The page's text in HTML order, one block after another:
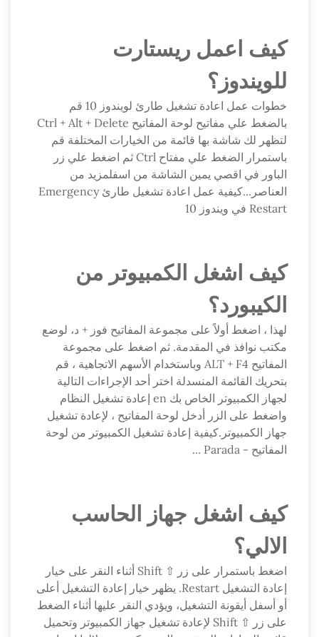
كيف اعمل ريستارت
للويندوز؟
خطوات عمل اعادة تشغيل طارئ لويندوز 10 قم
بالضغط علي مفاتيح لوحة المفاتيح Ctrl + Alt + Delete
لتظهر لك شاشة بها قائمة من الخيارات المختلفة قم
باستمرار الضغط علي مفتاح Ctrl ثم اضغط علي زر
الباور في اقصي يمين الشاشة من اسفلمزيد من
العناصر...كيفية عمل اعادة تشغيل طارئ Emergency
Restart في ويندوز 10
كيف اشغل الكمبيوتر من
الكيبورد؟
لهذا ، اضغط أولاً على مجموعة المفاتيح فوز + د، لوضع
مكتب نوافذ في المقدمة. ثم اضغط على مجموعة
المفاتيح ALT + F4 وباستخدام الأسهم الاتجاهية ، قم
بتحريك القائمة المنسدلة اختر أحد الإجراءات التالية
لجهاز الكمبيوتر الخاص بك en إعادة تشغيل النظام
واضغط على الزر أدخل لوحة المفاتيح ، لإعادة تشغيل
جهاز الكمبيوتر.كيفية إعادة تشغيل الكمبيوتر من لوحة
المفاتيح - Parada ...
كيف اشغل جهاز الحاسب
الالي؟
اضغط باستمرار على زر ⇧ Shift أثناء النقر على خيار
إعادة التشغيل Restart. يظهر خيار إعادة التشغيل أعلى
أو أسفل أيقونة التشغيل، ويؤدي النقر عليها أثناء الضغط
على زر ⇧ Shift لإعادة تشغيل جهاز الكمبيوتر وتحميل